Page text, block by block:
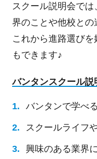
スクール説明会で
界のことや他校との
これから進路選び
もできます♪
バンタンスクール説
バンタンで学べ
スクールライフ
興味のある業界